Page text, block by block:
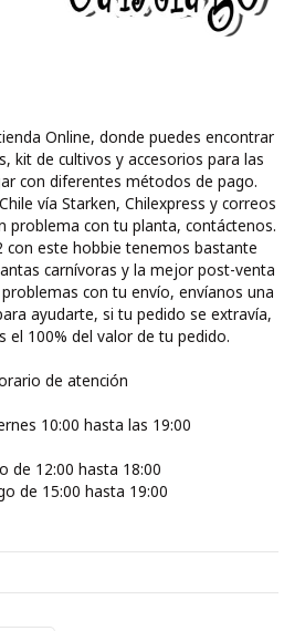
Online, donde puedes encontrar
kit de cultivos y accesorios para las
con diferentes métodos de pago.
vía Starken, Chilexpress y correos
problema con tu planta, contáctenos.
con este hobbie tenemos bastante
carnívoras y la mejor post-venta
con tu envío, envíanos una
ayudarte, si tu pedido se extravía,
el 100% del valor de tu pedido.
de atención
10:00 hasta las 19:00
de 12:00 hasta 18:00
de 15:00 hasta 19:00